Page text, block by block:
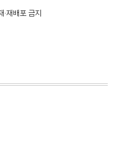
재배포 금지